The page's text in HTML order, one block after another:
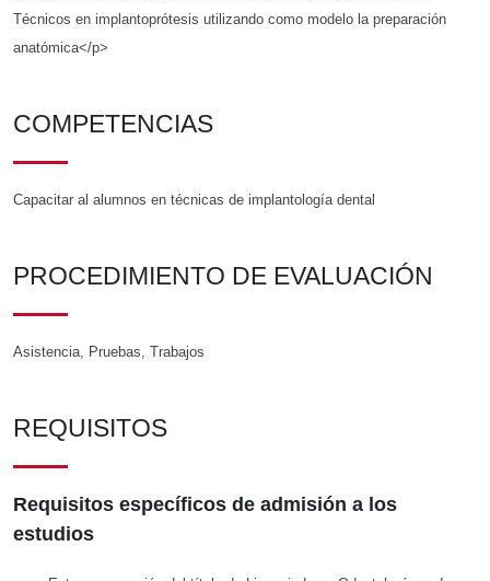
Técnicos en implantoprótesis utilizando como modelo la preparación
anatómica</p>
COMPETENCIAS
Capacitar al alumnos en técnicas de implantología dental
PROCEDIMIENTO DE EVALUACIÓN
Asistencia, Pruebas, Trabajos
REQUISITOS
Requisitos específicos de admisión a los
estudios